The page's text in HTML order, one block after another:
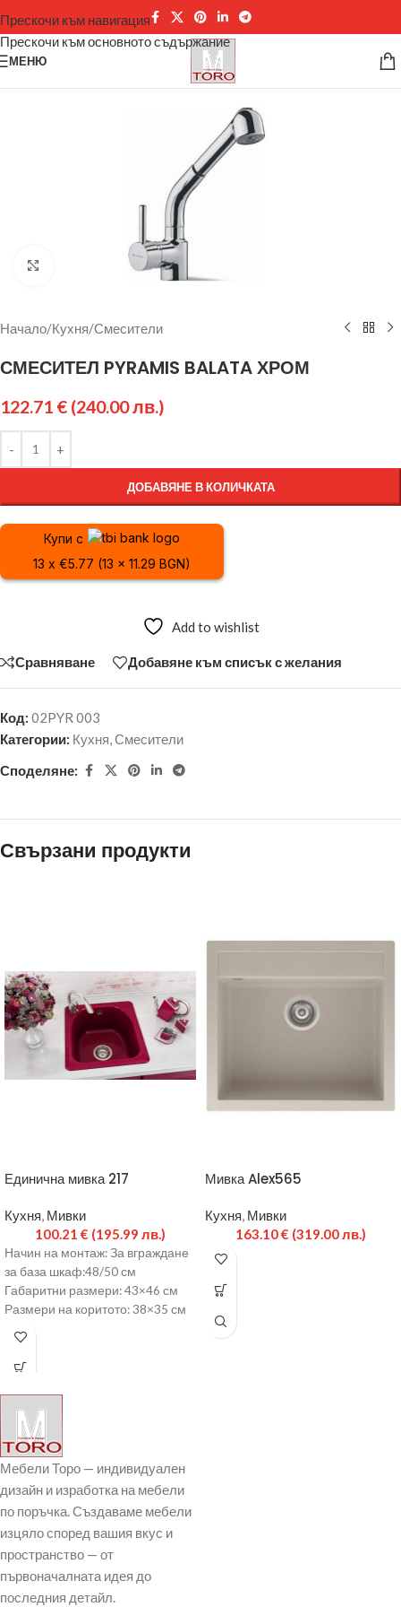
Прескочи към навигация
Прескочи към основното съдържание
МЕНЮ
Щракнете за уголемяване
Начало/Кухня/Смесители
СМЕСИТЕЛ PYRAMIS BALATA ХРОМ
122.71 € (240.00 лв.)
ДОБАВЯНЕ В КОЛИЧКАТА
Купи с
13 x €5.77 (13 x 11.29 BGN)
Add to wishlist
Сравняване Добавяне към списък с желания
Код: 02PYR 003
Категории: Кухня,Смесители
Споделяне:
Свързани продукти
Единична мивка 217
Кухня, Мивки
100.21 € (195.99 лв.)
Начин на монтаж: За вграждане
за база шкаф:48/50 см
Габаритни размери: 43×46 см
Размери на коритото: 38×35 см
Мивка Alex565
Кухня, Мивки
163.10€ (319.00 лв.)
Мебели Торо — индивидуален
дизайн и изработка на мебели
по поръчка. Създаваме мебели
изцяло според вашия вкус и
пространство — от
първоначалната идея до
последния детайл.